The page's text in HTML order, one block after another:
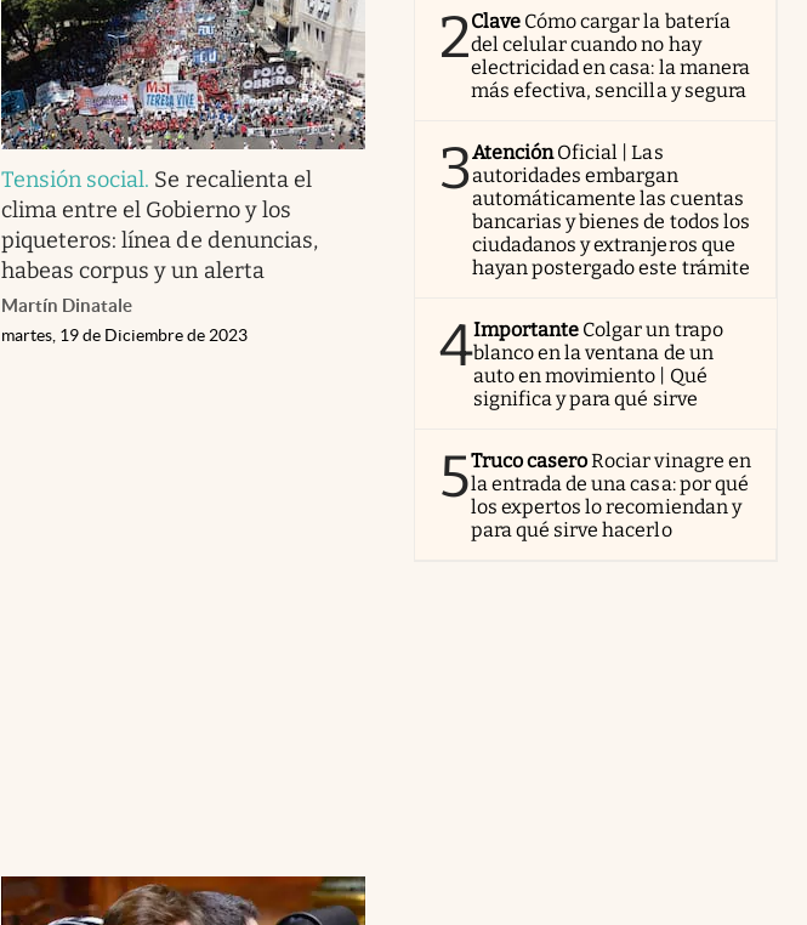
Tensión social. Se recalienta el
clima entre el Gobierno y los
piqueteros: línea de denuncias,
habeas corpus y un alerta
Martín Dinatale
martes, 19 de Diciembre de 2023
2Clave Cómo cargar la batería
del celular cuando no hay
electricidad en casa: la manera
más efectiva, sencilla y segura
3AtenciónOficial | Las
autoridades embargan
automáticamente las cuentas
bancarias y bienes de todos los
ciudadanos y extranjeros que
hayan postergado este trámite
4Importante Colgar un trapo
blanco en la ventana de un
auto en movimiento | Qué
significa y para qué sirve
5Truco caseroRociar vinagre en
la entrada de una casa: por qué
los expertos lo recomiendan y
para qué sirve hacerlo